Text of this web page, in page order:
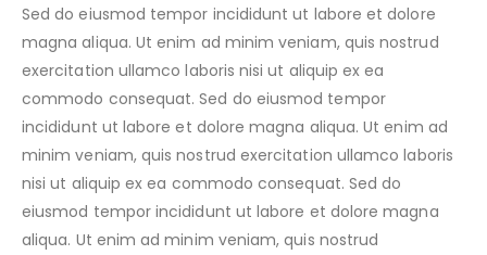
Sed do eiusmod tempor incididunt ut labore et dolore
magna aliqua. Ut enim ad minim veniam, quis nostrud
exercitation ullamco laboris nisi ut aliquip ex ea
commodo consequat. Sed do eiusmod tempor
incididunt ut labore et dolore magna aliqua. Ut enim ad
minim veniam, quis nostrud exercitation ullamco laboris
nisi ut aliquip ex ea commodo consequat. Sed do
eiusmod tempor incididunt ut labore et dolore magna
aliqua. Ut enim ad minim veniam, quis nostrud